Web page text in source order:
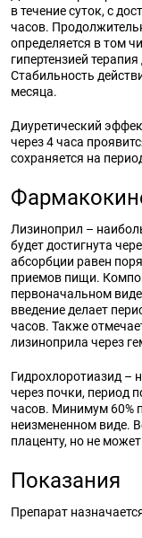
в течение суток, с
часов.
определяется в том
гипертензией
Стабильность
месяца.
Диуретический
через 4 часа
сохраняется на
Лизиноприл –
будет достигнута
абсорбции равен
приемов пищи.
первоначальном
введение делает
часов. Также
лизиноприла через
Гидрохлоротиазид –
через почки, период
часов. Минимум 60%
неизмененном виде.
плаценту, но не
Показания
Препарат